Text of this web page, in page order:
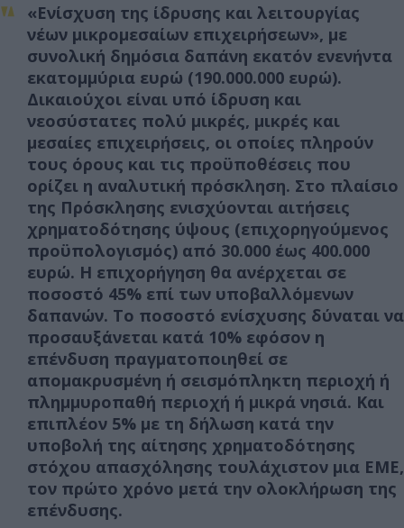
«Ενίσχυση της ίδρυσης και λειτουργίας
νέων μικρομεσαίων επιχειρήσεων», με
συνολική δημόσια δαπάνη εκατόν ενενήντα
εκατομμύρια ευρώ (190.000.000 ευρώ).
Δικαιούχοι είναι υπό ίδρυση και
νεοσύστατες πολύ μικρές, μικρές και
μεσαίες επιχειρήσεις, οι οποίες πληρούν
τους όρους και τις προϋποθέσεις που
ορίζει η αναλυτική πρόσκληση. Στο πλαίσιο
της Πρόσκλησης ενισχύονται αιτήσεις
χρηματοδότησης ύψους (επιχορηγούμενος
προϋπολογισμός) από 30.000 έως 400.000
ευρώ. Η επιχορήγηση θα ανέρχεται σε
ποσοστό 45% επί των υποβαλλόμενων
δαπανών. Το ποσοστό ενίσχυσης δύναται να
προσαυξάνεται κατά 10% εφόσον η
επένδυση πραγματοποιηθεί σε
απομακρυσμένη ή σεισμόπληκτη περιοχή ή
πλημμυροπαθή περιοχή ή μικρά νησιά. Και
επιπλέον 5% με τη δήλωση κατά την
υποβολή της αίτησης χρηματοδότησης
στόχου απασχόλησης τουλάχιστον μια ΕΜΕ,
τον πρώτο χρόνο μετά την ολοκλήρωση της
επένδυσης.